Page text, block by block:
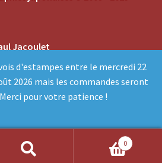
d'estampes entre le mercredi 22
2026 mais les commandes seront
pour votre patience !
Jacoulet
japonaise
sujets
de Paul Jacoulet
0